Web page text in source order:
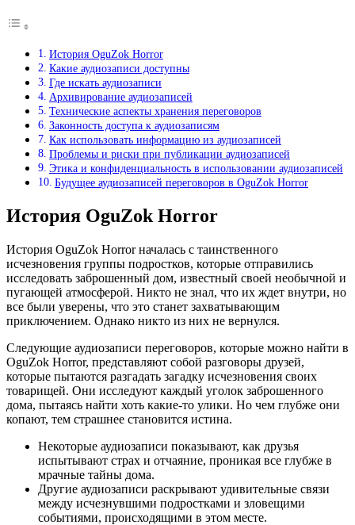
История OguZok Horror
Какие аудиозаписи доступны
Где искать аудиозаписи
Архивирование аудиозаписей
Технические аспекты хранения переговоров
Законность доступа к аудиозаписям
Как использовать информацию из аудиозаписей
Проблемы и риски при публикации аудиозаписей
Этика и конфиденциальность в использовании аудиозаписей
Будущее аудиозаписей переговоров в OguZok Horror
История OguZok Horror
История OguZok Horror началась с таинственного
исчезновения группы подростков, которые отправились
исследовать заброшенный дом, известный своей необычной и
пугающей атмосферой. Никто не знал, что их ждет внутри, но
все были уверены, что это станет захватывающим
приключением. Однако никто из них не вернулся.
Следующие аудиозаписи переговоров, которые можно найти в
OguZok Horror, представляют собой разговоры друзей,
которые пытаются разгадать загадку исчезновения своих
товарищей. Они исследуют каждый уголок заброшенного
дома, пытаясь найти хоть какие-то улики. Но чем глубже они
копают, тем страшнее становится истина.
Некоторые аудиозаписи показывают, как друзья
испытывают страх и отчаяние, проникая все глубже в
мрачные тайны дома.
Другие аудиозаписи раскрывают удивительные связи
между исчезнувшими подростками и зловещими
событиями, происходящими в этом месте.